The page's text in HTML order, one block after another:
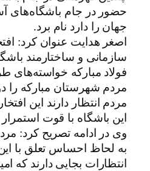
حضور در جام باشگاه‌های
جهان را دارد نام برد.
اصغر هدایت عنوان کرد:
سازمانی و ساختارمند
فولاد مبارکه خواسته‌های
مردم شهرستان مبارکه را
مردم انتظار دارند این
این باشگاه با قوت استمرار
وی در ادامه تصریح کرد:
به لحاظ احساس تعلق با
انتظارات بجایی دارند که